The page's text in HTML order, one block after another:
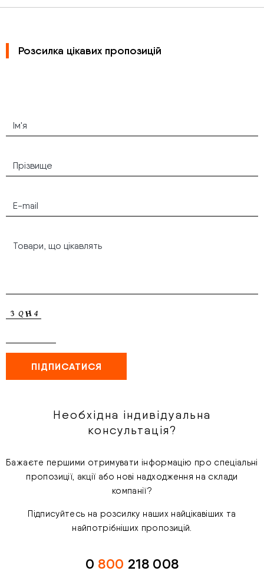
Розсилка цікавих пропозицій
Необхідна індивідуальна
консультація?
Бажаєте першими отримувати інформацію про спеціальні
пропозиції, акції або нові надходження на склади
компанії?
Підписуйтесь на розсилку наших найцікавіших та
найпотрібніших пропозицій.
0 800 218 008